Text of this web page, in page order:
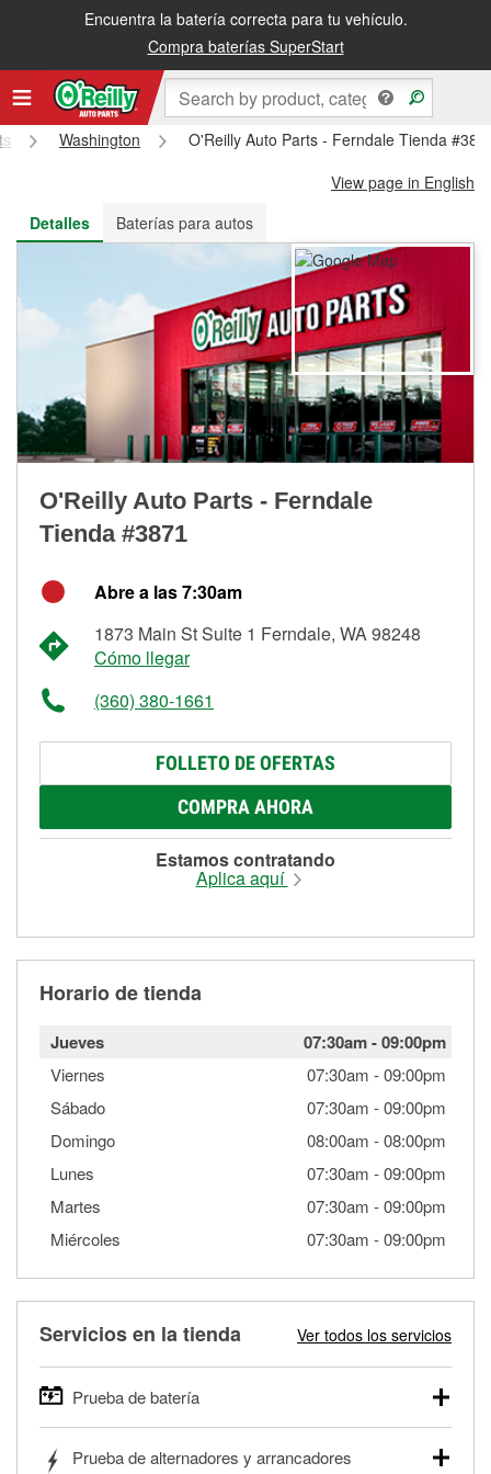
Encuentra la batería correcta para tu vehículo.
Compra baterías SuperStart
Recibe tu orden gratis al día siguiente o recógela en la tienda
Washington
O'Reilly Auto Parts - Ferndale Tienda
View page in English
Detalles
Baterías para autos
O'Reilly Auto Parts - Ferndale
Tienda #3871
Abre a las 7:30am
1873 Main St Suite 1 Ferndale, WA 98248
Cómo llegar
(360) 380-1661
FOLLETO DE OFERTAS
COMPRA AHORA
Estamos contratando
Aplica aquí
Horario de tienda
Jueves 07:30am-09:00pm
Viernes 07:30am -09:00pm
Sábado
07:30am -09:00pm
Domingo
08:00am -08:00pm
Lunes
07:30am -09:00pm
Martes
07:30am -09:00pm
Miércoles
07:30am -09:00pm
Servicios en la tienda Ver todos los servicios
Prueba de batería
autos, camionetas, SUVs, vehículos comerciales y
Prueba de alternadores y arrancadores